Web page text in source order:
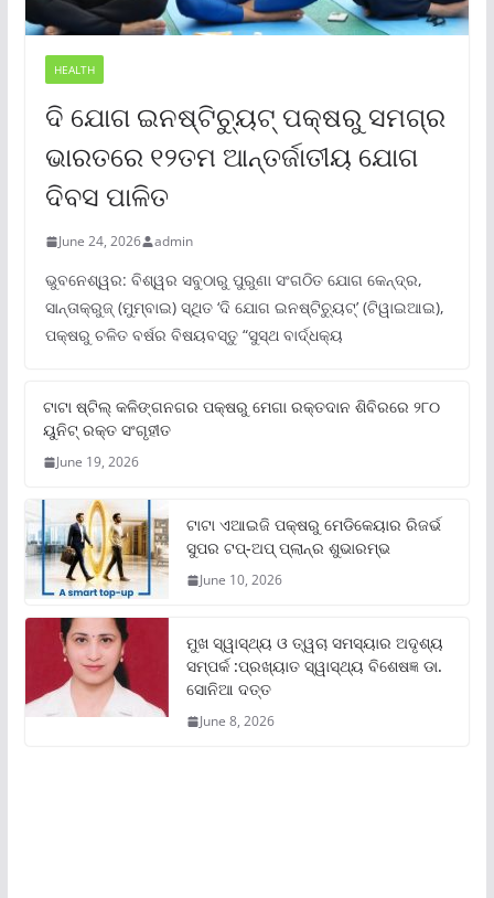
HEALTH
ଦି ଯୋଗ ଇନଷ୍ଟିଚ୍ୟୁଟ୍ ପକ୍ଷରୁ ସମଗ୍ର
ଭାରତରେ ୧୨ତମ ଆନ୍ତର୍ଜାତୀୟ ଯୋଗ
ଦିବସ ପାଳିତ
June 24, 2026 admin
ଭୁବନେଶ୍ୱର: ବିଶ୍ୱର ସବୁଠାରୁ ପୁରୁଣା ସଂଗଠିତ ଯୋଗ କେନ୍ଦ୍ର,
ସାନ୍ତାକ୍ରୁଜ୍ (ମୁମ୍ବାଇ) ସ୍ଥିତ ‘ଦି ଯୋଗ ଇନଷ୍ଟିଚ୍ୟୁଟ୍‌’ (ଟିୱାଇଆଇ),
ପକ୍ଷରୁ ଚଳିତ ବର୍ଷର ବିଷୟବସ୍ତୁ “ସୁସ୍ଥ ବାର୍ଦ୍ଧକ୍ୟ
ଟାଟା ଷ୍ଟିଲ୍‌ କଳିଙ୍ଗନଗର ପକ୍ଷରୁ ମେଗା ରକ୍ତଦାନ ଶିବିରରେ ୨୮୦
ୟୁନିଟ୍‌ ରକ୍ତ ସଂଗୃହୀତ
June 19, 2026
ଟାଟା ଏଆଇଜି ପକ୍ଷରୁ ମେଡିକେୟାର ରିଜର୍ଭ
ସୁପର ଟପ୍‌-ଅପ୍ ପ୍ଲାନ୍‌ର ଶୁଭାରମ୍ଭ
June 10, 2026
ମୁଖ ସ୍ୱାସ୍ଥ୍ୟ ଓ ତ୍ୱଚା ସମସ୍ୟାର ଅଦୃଶ୍ୟ
ସମ୍ପର୍କ :ପ୍ରଖ୍ୟାତ ସ୍ୱାସ୍ଥ୍ୟ ବିଶେଷଜ୍ଞ ଡା.
ସୋନିଆ ଦତ୍ତ
June 8, 2026